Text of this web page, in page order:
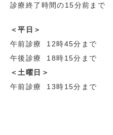
診療終了時間の15分前まで
＜平日＞
午前診療 12時45分まで
午後診療 18時15分まで
＜土曜日＞
午前診療 13時15分まで